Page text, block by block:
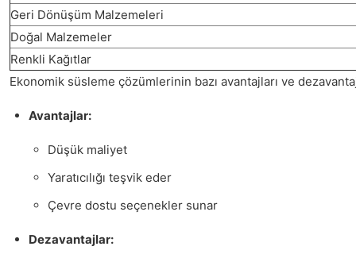
Geri Dönüşüm Malzemeleri
Doğal Malzemeler
Renkli Kağıtlar
Ekonomik süsleme çözümlerinin bazı avantajları ve
Avantajlar:
Düşük maliyet
Yaratıcılığı teşvik eder
Çevre dostu seçenekler sunar
Dezavantajlar: